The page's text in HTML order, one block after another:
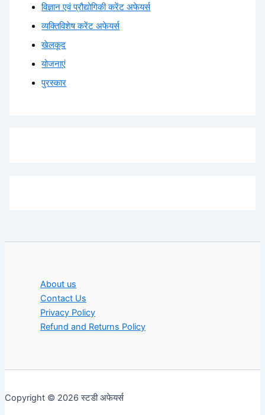
विज्ञान एवं प्रौद्योगिकी करेंट अफेयर्स
व्यक्तिविशेष करेंट अफेयर्स
खेलकूद
योजनाएं
पुरस्कार
About us
Contact Us
Privacy Policy
Refund and Returns Policy
Copyright © 2026 स्टडी अफेयर्स